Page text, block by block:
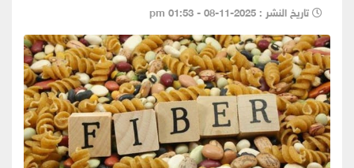
تاريخ النشر : 2025-11-08 - 01:53 pm